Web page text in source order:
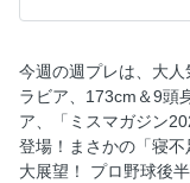
頼むから寝てく
「“不快感”で表現
憲法違反!?
実は日本とも共
に学べ!!
今週の週プレは、大人
ラビア、173cm＆9頭
ア、「ミスマガジン
登場！まさかの「寝
大展望！ プロ野球後